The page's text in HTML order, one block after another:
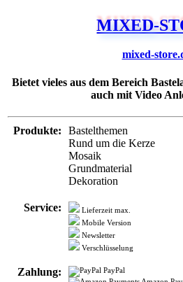
Bietet vieles aus dem Bereich
auch mit Video
Produkte:
Rund um die Kerze
Mosaik
Dekoration
Lieferzeit max.
Mobile Version
Newsletter
PayPal
Rechnung
Bar bei Abholung